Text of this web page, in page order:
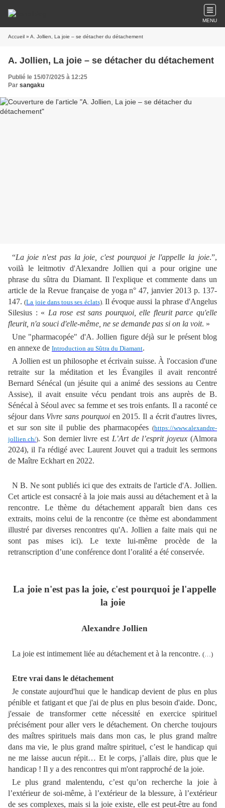
MENU
Accueil » A. Jollien, La joie – se détacher du détachement
A. Jollien, La joie – se détacher du détachement
Publié le 15/07/2025 à 12:25
Par sangaku
“La joie n'est pas la joie, c'est pourquoi je l'appelle la joie.”,
voilà le leitmotiv d'Alexandre Jollien qui a pour origine une
phrase du sûtra du Diamant. Il l'explique et commente dans un
article de la Revue française de yoga n° 47, janvier 2013 p. 137-
147.(La joie dans tous ses éclats). Il évoque aussi la phrase d'Angelus
Silesius : « La rose est sans pourquoi, elle fleurit parce qu'elle
fleurit, n'a souci d'elle-même, ne se demande pas si on la voit. »
Une "pharmacopée" d'A. Jollien figure déjà sur le présent blog
en annexe de Introduction au Sûtra du Diamant.
A Jollien est un philosophe et écrivain suisse. À l'occasion d'une
retraite sur la méditation et les Évangiles il avait rencontré
Bernard Sénécal (un jésuite qui a animé des sessions au Centre
Assise), il avait ensuite vécu pendant trois ans auprès de B.
Sénécal à Séoul avec sa femme et ses trois enfants. Il a raconté ce
séjour dans Vivre sans pourquoi en 2015. Il a écrit d'autres livres,
et sur son site il publie des pharmacopées (https://www.alexandre-
jollien.ch/). Son dernier livre est L’Art de l’esprit joyeux (Almora
2024), il l'a rédigé avec Laurent Jouvet qui a traduit les sermons
de Maître Eckhart en 2022.
N B. Ne sont publiés ici que des extraits de l'article d'A. Jollien.
Cet article est consacré à la joie mais aussi au détachement et à la
rencontre. Le thème du détachement apparaît bien dans ces
extraits, moins celui de la rencontre (ce thème est abondamment
illustré par diverses rencontres qu'A. Jollien a faite mais qui ne
sont pas mises ici). Le texte lui-même procède de la
retranscription d’une conférence dont l’oralité a été conservée.
La joie n'est pas la joie, c'est pourquoi je l'appelle
la joie
Alexandre Jollien
La joie est intimement liée au détachement et à la rencontre. (…)
Etre vrai dans le détachement
Je constate aujourd'hui que le handicap devient de plus en plus
pénible et fatigant et que j'ai de plus en plus besoin d'aide. Donc,
j'essaie de transformer cette nécessité en exercice spirituel
précisément pour aller vers le détachement. On cherche toujours
des maîtres spirituels mais dans mon cas, le plus grand maître
dans ma vie, le plus grand maître spirituel, c’est le handicap qui
ne me laisse aucun répit… Et le corps, j’allais dire, plus que le
handicap ! Il y a des rencontres qui m'ont rapproché de la joie.
Le plus grand malentendu, c’est qu’on recherche la joie à
l’extérieur de soi-même, à l’extérieur de la blessure, à l’extérieur
de ses complexes, mais si la joie existe, elle est peut-être au fond